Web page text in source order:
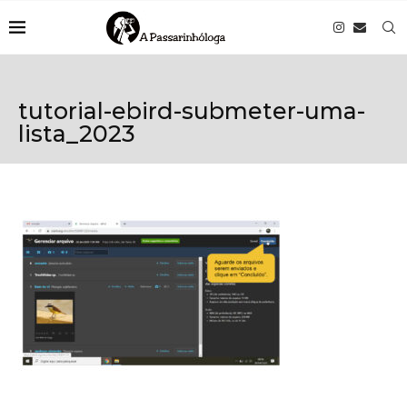
tutorial-ebird-submeter-uma-
lista_2023